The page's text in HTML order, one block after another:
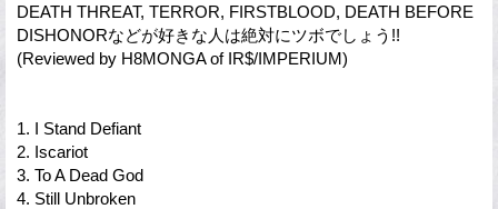
DEATH THREAT, TERROR, FIRSTBLOOD, DEATH BEFORE
DISHONORなどが好きな人は絶対にツボでしょう!!
(Reviewed by H8MONGA of IR$/IMPERIUM)
1. I Stand Defiant
2. Iscariot
3. To A Dead God
4. Still Unbroken